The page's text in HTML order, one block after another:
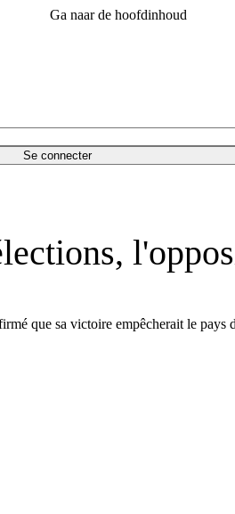
Ga naar de hoofdinhoud
Se connecter
que sa victoire empêcherait le pays